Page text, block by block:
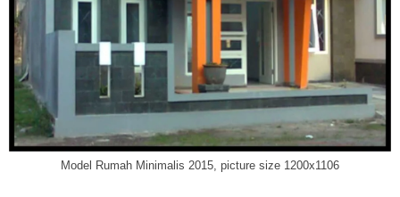
Model Rumah Minimalis 2015, picture size 1200x1106